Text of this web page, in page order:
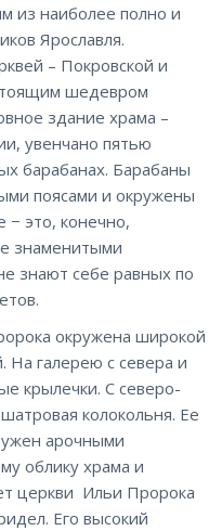
из наиболее полно и
Ярославля.
– Покровской и
шедевром
здание храма –
увенчано пятью
барабанах. Барабаны
поясами и окружены
− это, конечно,
знаменитыми
знают себе равных по
окружена широкой
На галерею с севера и
крылечки. С северо-
колокольня. Ее
арочными
облику храма и
церкви Ильи Пророка
Его высокий